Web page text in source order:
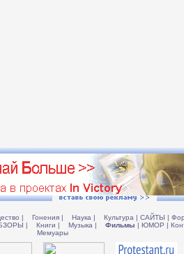
| Гонения | Наука | Культура | САЙТЫ |
| Книги | Музыка | Фильмы | ЮМОР |
Мемуары